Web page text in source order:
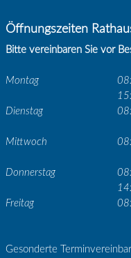
Öffnungszeiten
Bitte vereinbaren Sie vor
Montag
Dienstag
Mittwoch
Donnerstag
Freitag
Gesonderte